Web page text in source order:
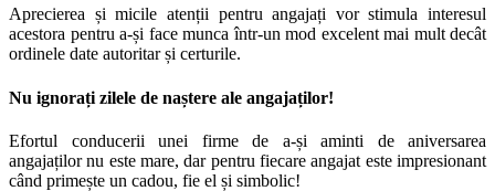
Aprecierea și micile atenții pentru angajați vor stimula interesul
acestora pentru a-și face munca într-un mod excelent mai mult decât
ordinele date autoritar și certurile.
Nu ignorați zilele de naștere ale angajaților!
Efortul conducerii unei firme de a-și aminti de aniversarea
angajaților nu este mare, dar pentru fiecare angajat este impresionant
când primește un cadou, fie el și simbolic!